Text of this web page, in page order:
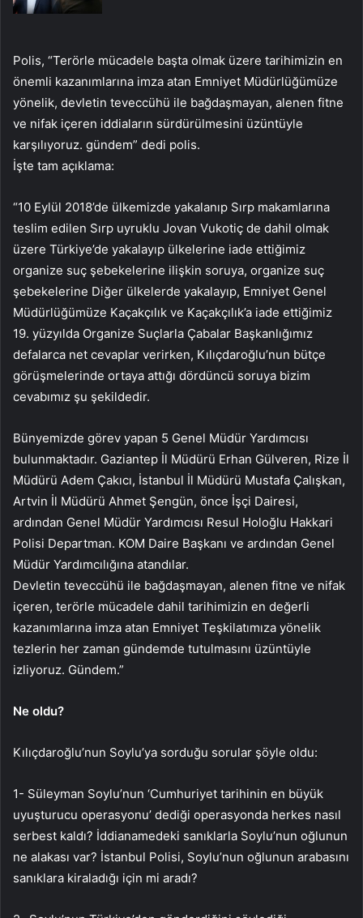
Polis, “Terörle mücadele başta olmak üzere tarihimizin en
önemli kazanımlarına imza atan Emniyet Müdürlüğümüze
yönelik, devletin teveccühü ile bağdaşmayan, alenen fitne
ve nifak içeren iddiaların sürdürülmesini üzüntüyle
karşılıyoruz. gündem” dedi polis.
İşte tam açıklama:
“10 Eylül 2018’de ülkemizde yakalanıp Sırp makamlarına
teslim edilen Sırp uyruklu Jovan Vukotiç de dahil olmak
üzere Türkiye’de yakalayıp ülkelerine iade ettiğimiz
organize suç şebekelerine ilişkin soruya, organize suç
şebekelerine Diğer ülkelerde yakalayıp, Emniyet Genel
Müdürlüğümüze Kaçakçılık ve Kaçakçılık’a iade ettiğimiz
19. yüzyılda Organize Suçlarla Çabalar Başkanlığımız
defalarca net cevaplar verirken, Kılıçdaroğlu’nun bütçe
görüşmelerinde ortaya attığı dördüncü soruya bizim
cevabımız şu şekildedir.
Bünyemizde görev yapan 5 Genel Müdür Yardımcısı
bulunmaktadır. Gaziantep İl Müdürü Erhan Gülveren, Rize İl
Müdürü Adem Çakıcı, İstanbul İl Müdürü Mustafa Çalışkan,
Artvin İl Müdürü Ahmet Şengün, önce İşçi Dairesi,
ardından Genel Müdür Yardımcısı Resul Holoğlu Hakkari
Polisi Departman. KOM Daire Başkanı ve ardından Genel
Müdür Yardımcılığına atandılar.
Devletin teveccühü ile bağdaşmayan, alenen fitne ve nifak
içeren, terörle mücadele dahil tarihimizin en değerli
kazanımlarına imza atan Emniyet Teşkilatımıza yönelik
tezlerin her zaman gündemde tutulmasını üzüntüyle
izliyoruz. Gündem.”
Ne oldu?
Kılıçdaroğlu’nun Soylu’ya sorduğu sorular şöyle oldu:
1- Süleyman Soylu’nun ‘Cumhuriyet tarihinin en büyük
uyuşturucu operasyonu’ dediği operasyonda herkes nasıl
serbest kaldı? İddianamedeki sanıklarla Soylu’nun oğlunun
ne alakası var? İstanbul Polisi, Soylu’nun oğlunun arabasını
sanıklara kiraladığı için mi aradı?